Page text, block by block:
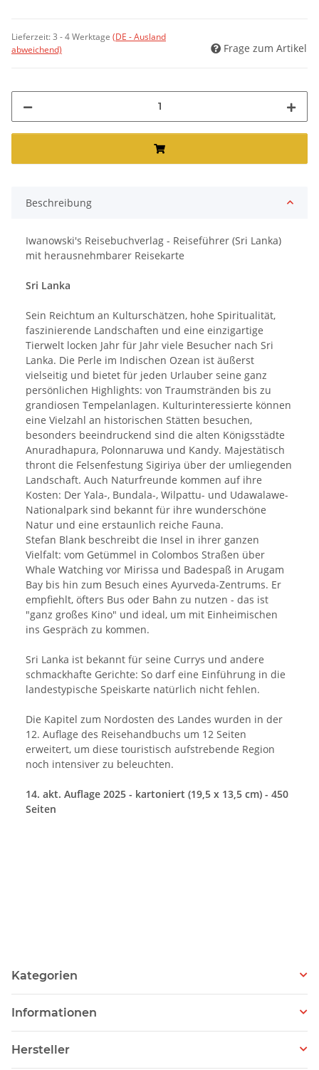
Lieferzeit:3 - 4 Werktage (DE - Ausland
abweichend)
Frage zum Artikel
Beschreibung
Iwanowski's Reisebuchverlag - Reiseführer (Sri Lanka)
mit herausnehmbarer Reisekarte
Sri Lanka
Sein Reichtum an Kulturschätzen, hohe Spiritualität,
faszinierende Landschaften und eine einzigartige
Tierwelt locken Jahr für Jahr viele Besucher nach Sri
Lanka. Die Perle im Indischen Ozean ist äußerst
vielseitig und bietet für jeden Urlauber seine ganz
persönlichen Highlights: von Traumstränden bis zu
grandiosen Tempelanlagen. Kulturinteressierte können
eine Vielzahl an historischen Stätten besuchen,
besonders beeindruckend sind die alten Königsstädte
Anuradhapura, Polonnaruwa und Kandy. Majestätisch
thront die Felsenfestung Sigiriya über der umliegenden
Landschaft. Auch Naturfreunde kommen auf ihre
Kosten: Der Yala-, Bundala-, Wilpattu- und Udawalawe-
Nationalpark sind bekannt für ihre wunderschöne
Natur und eine erstaunlich reiche Fauna.
Stefan Blank beschreibt die Insel in ihrer ganzen
Vielfalt: vom Getümmel in Colombos Straßen über
Whale Watching vor Mirissa und Badespaß in Arugam
Bay bis hin zum Besuch eines Ayurveda-Zentrums. Er
empfiehlt, öfters Bus oder Bahn zu nutzen - das ist
"ganz großes Kino" und ideal, um mit Einheimischen
ins Gespräch zu kommen.
Sri Lanka ist bekannt für seine Currys und andere
schmackhafte Gerichte: So darf eine Einführung in die
landestypische Speiskarte natürlich nicht fehlen.
Die Kapitel zum Nordosten des Landes wurden in der
12. Auflage des Reisehandbuchs um 12 Seiten
erweitert, um diese touristisch aufstrebende Region
noch intensiver zu beleuchten.
14. akt. Auflage 2025 - kartoniert (19,5 x 13,5 cm) - 450
Seiten
Kategorien
Informationen
Hersteller